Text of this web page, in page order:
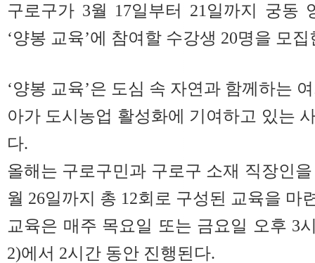
구로구가 3월 17일부터 21일까지 궁동
‘양봉 교육’에 참여할 수강생 20명을 모집
‘양봉 교육’은 도심 속 자연과 함께하는
아가 도시농업 활성화에 기여하고 있는
다.
올해는 구로구민과 구로구 소재 직장인
월 26일까지 총 12회로 구성된 교육을 마
교육은 매주 목요일 또는 금요일 오후 3
2)에서 2시간 동안 진행된다.